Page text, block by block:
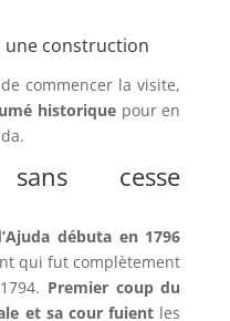
une construction
commencer la visite,
historiquepour en
cesse
débuta en 1796
qui fut complètement
Premier coup du
et sa cour fuient les